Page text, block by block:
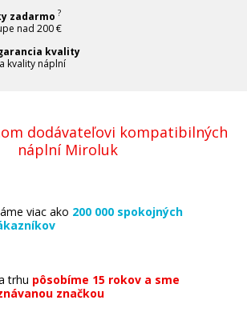
Pridať do košíka
kompatibilných náplní
14,90 €
Pridať do košíka
zadarmo ?
nad 200 €
kvality
kvality náplní
dodávateľovi kompatibilných
náplní Miroluk
viac ako 200 000 spokojných
trhu pôsobíme 15 rokov a sme
značkou